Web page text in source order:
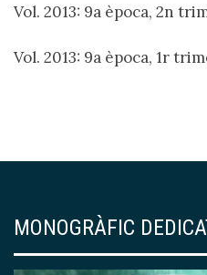
Vol. 2013: 9a època, 2n
Vol. 2013: 9a època, 1r
MONOGRÀFIC